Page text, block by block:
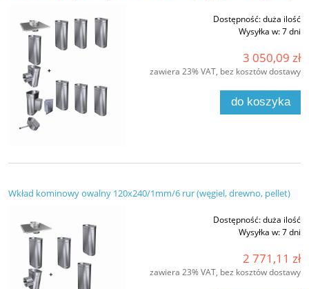
Dostępność:duża ilość
Wysyłka w:7 dni
3 050,09 zł
zawiera 23% VAT, bez kosztów dostawy
do koszyka
Wkład kominowy owalny 120x240/1mm/6 rur (węgiel, drewno, pellet)
Dostępność:duża ilość
Wysyłka w:7 dni
2 771,11 zł
zawiera 23% VAT, bez kosztów dostawy